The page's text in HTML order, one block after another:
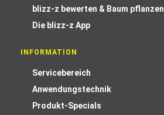
blizz-z bewerten & Baum pflanzen
Die blizz-z App
INFORMATION
Servicebereich
Anwendungstechnik
Produkt-Specials